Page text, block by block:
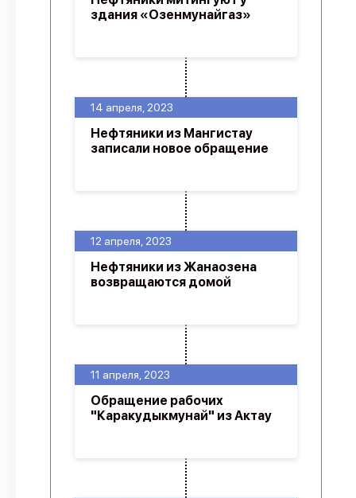
11 апреля, 2023
Обращение рабочих
"Каракудыкмунай" из Актау
12 апреля, 2023
Нефтяники из Жанаозена
возвращаются домой
14 апреля, 2023
Нефтяники из Мангистау
записали новое обращение
здания «Озенмунайгаз»